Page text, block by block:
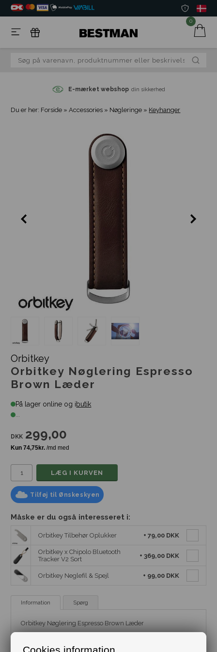
0
E-mærket webshop din sikkerhed
Du er her: Forside »Accessories » Nøgleringe » Keyhanger
Orbitkey
Orbitkey Nøglering Espresso
Brown Læder
På lager online og ibutik
...
DKK 299,00
Tilføj til Ønskeskyen
Måske er du også interesseret i:
Orbitkey Tilbehør Oplukker + 79,00 DKK
Orbitkey x Chipolo Bluetooth
Tracker V2 Sort
+ 369,00 DKK
Orbitkey Neglefil & Spejl + 99,00 DKK
Information Spørg
Orbitkey Nøglering Espresso Brown Læder